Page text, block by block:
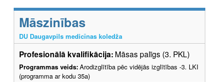
Māszinības
DU Daugavpils medicīnas koledža
Profesionālā kvalifikācija: Māsas palīgs (3. PKL)
Programmas veids:Arodizglītība pēc vidējās izglītības -3. LKI
(programma ar kodu 35a)